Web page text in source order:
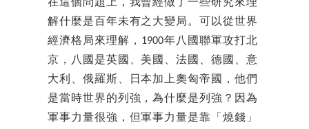
在這個問題上，我曾經做了一些研究來理
解什麼是百年未有之大變局。可以從世界
經濟格局來理解，1900年八國聯軍攻打北
京，八國是英國、美國、法國、德國、意
大利、俄羅斯、日本加上奧匈帝國，他們
是當時世界的列強，為什麼是列強？因為
軍事力量很強，但軍事力量是靠「燒錢」